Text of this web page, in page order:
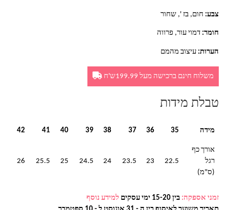
צבע: חום, בז ', שחור
חומר: דמוי עור, פרווה
הערות: עיצוב מהמם
משלוח חינם ברכישה מעל 199.99ש'ח
טבלת מידות
מידה 35
36
37
38
39
40
41
42
אורך כף
רגל
(ס"מ)
22.5
23
23.5
24
24.5
25
25.5
26
זמני אספקה: בין 15-20 ימי עסקים
למידע נוסף